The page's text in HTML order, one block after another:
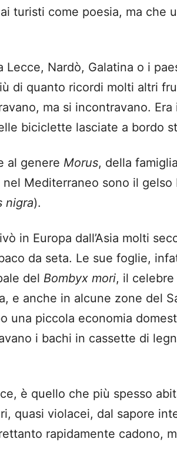
turisti come poesia, ma che
Lecce, Nardò, Galatina o i
di quanto ricordi molti altri
ma si incontravano.
biciclette lasciate a bordo
al genere Morus, della
Mediterraneo sono il gelso
nigra).
in Europa dall’Asia molti
da seta. Le sue foglie,
del Bombyx mori, il
e anche in alcune zone del
una piccola economia
i bachi in cassette di
è quello che più spesso
quasi violacei, dal sapore
rapidamente cadono,